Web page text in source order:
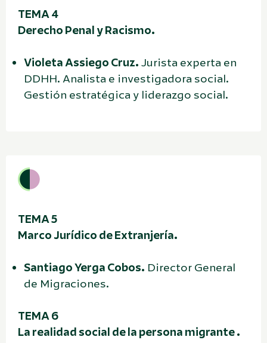
TEMA 4
Derecho Penal y Racismo.
Violeta Assiego Cruz. Jurista experta en
DDHH. Analista e investigadora social.
Gestión estratégica y liderazgo social.
TEMA 5
Marco Jurídico de Extranjería.
Santiago Yerga Cobos. Director General
de Migraciones.
TEMA 6
La realidad social de la persona migrante .